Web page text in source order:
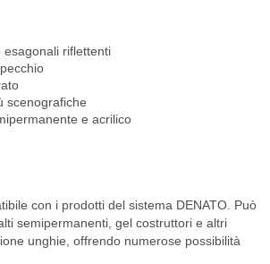
esagonali riflettenti
scenografiche
e acrilico
con i prodotti del sistema DENATO. Può
semipermanenti, gel costruttori e altri
unghie, offrendo numerose possibilità